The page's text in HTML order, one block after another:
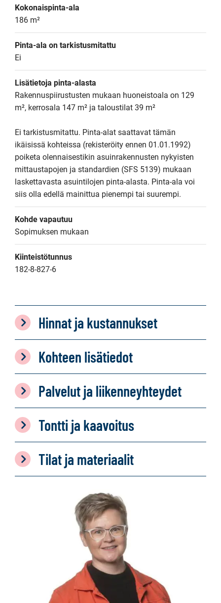
Kokonaispinta-ala
186 m²
Pinta-ala on tarkistusmitattu
Ei
Lisätietoja pinta-alasta
Rakennuspiirustusten mukaan huoneistoala on 129
m², kerrosala 147 m² ja taloustilat 39 m²
Ei tarkistusmitattu. Pinta-alat saattavat tämän
ikäisissä kohteissa (rekisteröity ennen 01.01.1992)
poiketa olennaisestikin asuinrakennusten nykyisten
mittaustapojen ja standardien (SFS 5139) mukaan
laskettavasta asuintilojen pinta-alasta. Pinta-ala voi
siis olla edellä mainittua pienempi tai suurempi.
Kohde vapautuu
Sopimuksen mukaan
Kiinteistötunnus
182-8-827-6
Hinnat ja kustannukset
Kohteen lisätiedot
Palvelut ja liikenneyhteydet
Tontti ja kaavoitus
Tilat ja materiaalit